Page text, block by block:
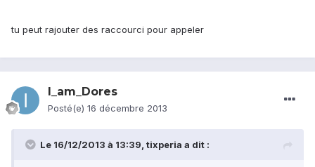
tu peut rajouter des raccourci pour appeler
I_am_Dores
Posté(e) 16 décembre 2013
Le 16/12/2013 à 13:39, tixperia a dit :